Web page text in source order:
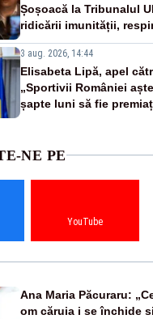
Șoșoacă la Tribunalul
ridicării imunității,
3 aug. 2026, 14:44
Elisabeta Lipă, apel
„Sportivii României
șapte luni să fie
NE PE
YouTube
Ana Maria Păcuraru:
om căruia i se închide